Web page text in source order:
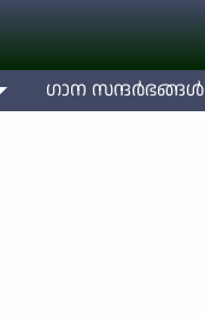
ഗാന സന്ദര്‍ഭങ്ങള്‍